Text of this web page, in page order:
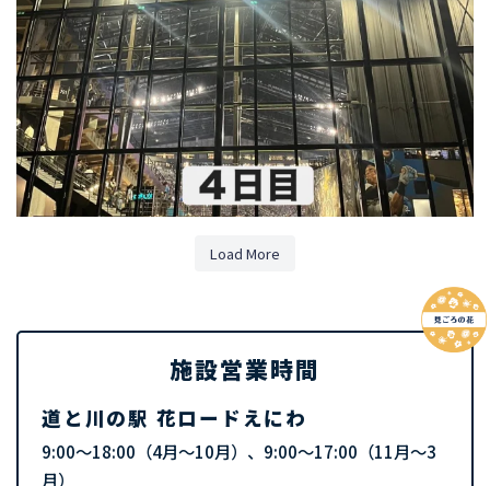
Load More
施設営業時間
道と川の駅 花ロードえにわ
9:00～18:00（4月～10月）、9:00～17:00（11月～3
月）